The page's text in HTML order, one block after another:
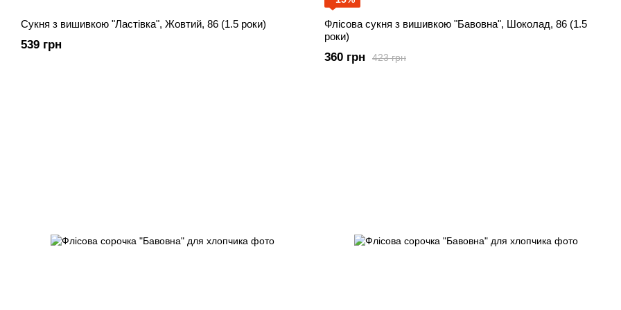
Сукня з вишивкою "Ластівка", Жовтий, 86 (1.5 роки)
539 грн
Флісова сукня з вишивкою "Бавовна", Шоколад, 86 (1.5
роки)
423 грн
360 грн